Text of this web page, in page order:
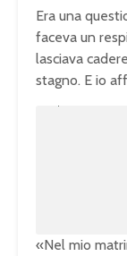
Era una
faceva un
lasciava
stagno. E io
«Nel mio